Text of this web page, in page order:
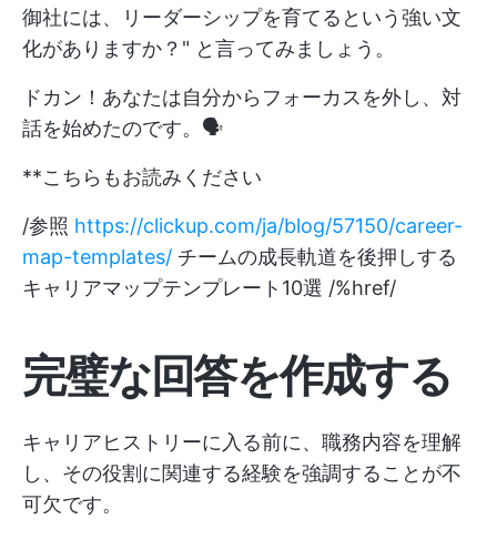
御社には、リーダーシップを育てるという強い文
化がありますか？" と言ってみましょう。
ドカン！あなたは自分からフォーカスを外し、対
話を始めたのです。🗣️
**こちらもお読みください
/参照 https://clickup.com/ja/blog/57150/career-
map-templates/ チームの成長軌道を後押しする
キャリアマップテンプレート10選 /%href/
完璧な回答を作成する
キャリアヒストリーに入る前に、職務内容を理解
し、その役割に関連する経験を強調することが不
可欠です。